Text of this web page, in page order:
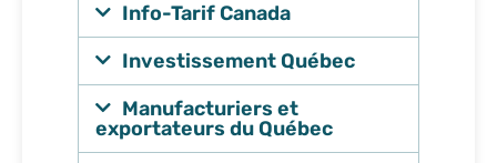
Info-Tarif Canada
Investissement Québec
Manufacturiers et
exportateurs du Québec